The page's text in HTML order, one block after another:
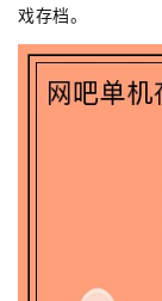
戏存档。